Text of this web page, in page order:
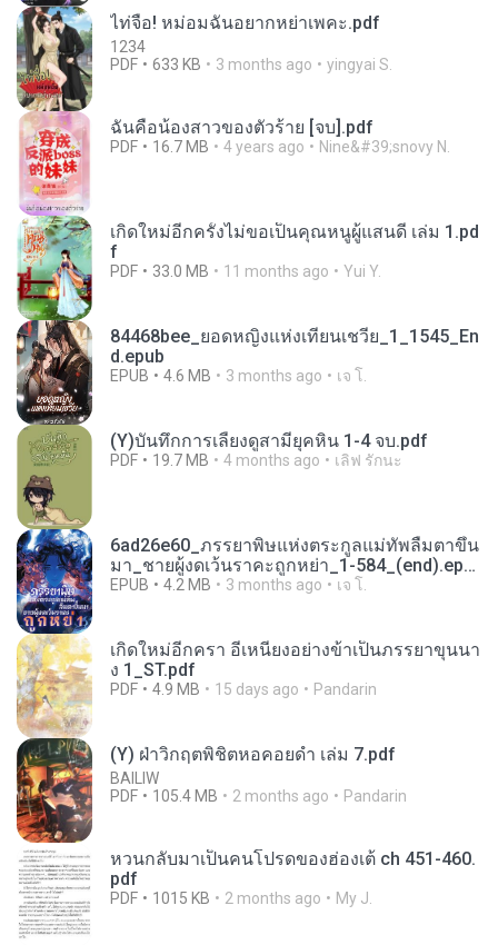
ไท่จื่อ! หม่อมฉันอยากหย่าเพคะ.pdf
1234
PDF
633 KB 3 months ago yingyai S.
ฉันคือน้องสาวของตัวร้าย [จบ].pdf
PDF 16.7 MB 4 years ago Nine&#39;snovy N.
เกิดใหม่อีกครั้งไม่ขอเป็นคุณหนูผู้แสนดี เล่ม 1.pd
f
PDF 33.0 MB 11 months ago Yui Y.
84468bee_ยอดหญิงแห่งเทียนเชวีย_1_1545_En
d.epub
EPUB 4.6 MB 3 months ago เจ โ.
(Y)บันทึกการเลี้ยงดูสามียุคหิน 1-4 จบ.pdf
PDF 19.7 MB 4 months ago เลิฟ รักนะ
6ad26e60_ภรรยาพิษแห่งตระกูลแม่ทัพลืมตาขึ้น
มา_ชายผู้งดเว้นราคะถูกหย่า_1-584_(end).epu
b
EPUB 4.2 MB 3 months ago เจ โ.
เกิดใหม่อีกครา อี๋เหนียงอย่างข้าเป็นภรรยาขุนนา
ง 1_ST.pdf
PDF 4.9 MB 15 days ago Pandarin
(Y) ฝ่าวิกฤตพิชิตหอคอยดำ เล่ม 7.pdf
BAILIW
PDF
105.4 MB 2 months ago Pandarin
หวนกลับมาเป็นคนโปรดของฮ่องเต้ ch 451-460.
pdf
PDF 1015 KB 2 months ago My J.